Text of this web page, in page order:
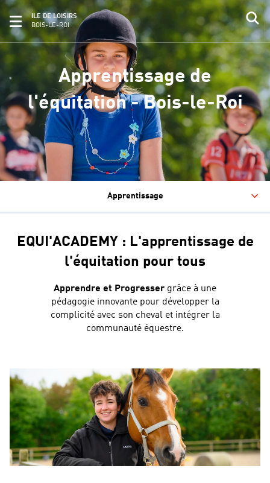
ILE DE LOISIRS
BOIS-LE-ROI
Apprentissage de
l'équitation - Bois-le-Roi
Apprentissage
EQUI'ACADEMY : L'apprentissage de
l'équitation pour tous
Apprendre et Progresser grâce à une
pédagogie innovante pour développer la
complicité avec son cheval et intégrer la
communauté équestre.